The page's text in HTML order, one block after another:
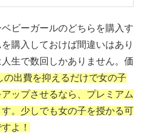
ビーガールのどちらを購入す
購入しておけば間違いはあり
生で数回しかありません。価
の出費を抑えるだけで女の子
ップさせるなら、プレミアム
。少しでも女の子を授かる可
よ！